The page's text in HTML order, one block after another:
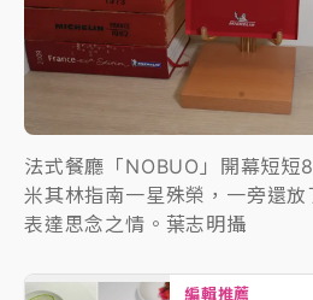
法式餐廳「NOBUO」開幕短
米其林指南一星殊榮，一旁還放
表達思念之情。葉志明攝
編輯推薦